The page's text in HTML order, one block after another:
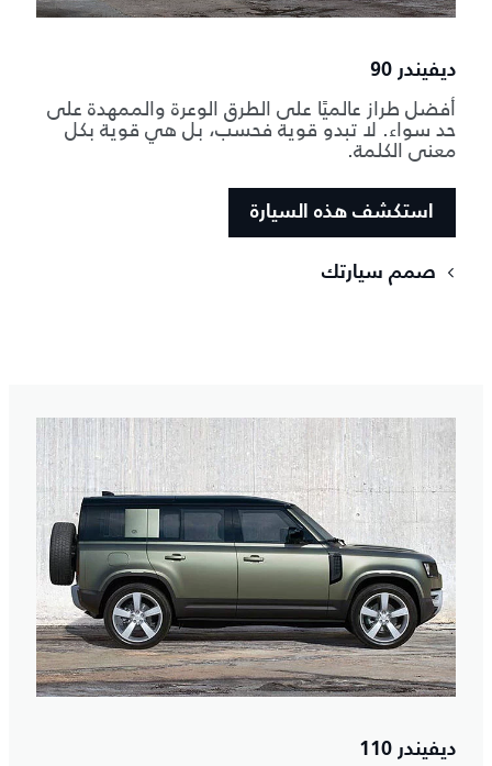
ديفيندر 90
أفضل طراز عالميًا على الطرق الوعرة والممهدة على
حد سواء. لا تبدو قوية فحسب، بل هي قوية بكل
معنى الكلمة.
استكشف هذه السيارة
صمم سيارتك
ديفيندر 110